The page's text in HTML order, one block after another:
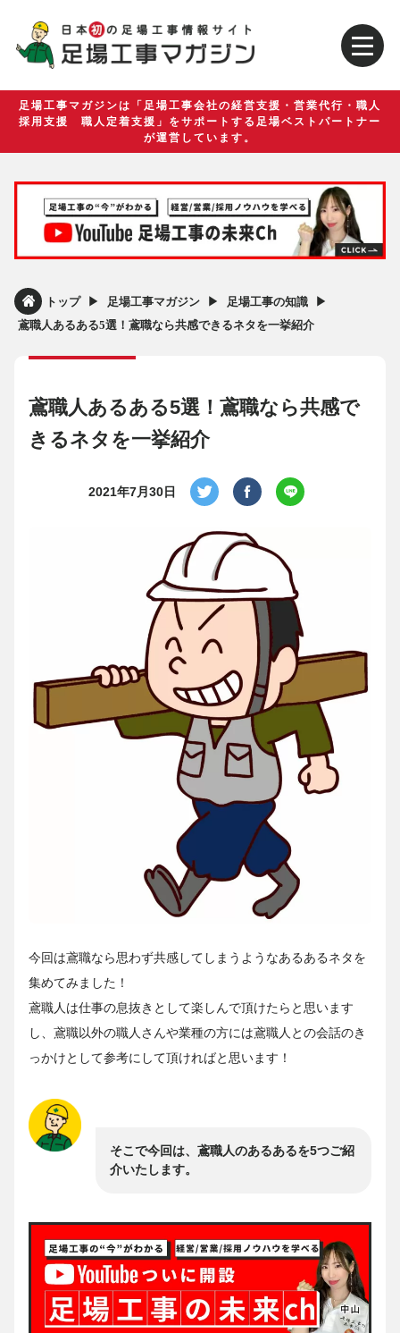
足場工事マガジンは「足場工事会社の経営支援・営業代行・職人
採用支援 職人定着支援」をサポートする足場ベストパートナー
が運営しています。
トップ ▶︎ 足場工事マガジン ▶︎ 足場工事の知識 ▶︎
鳶職人あるある5選！鳶職なら共感できるネタを一挙紹介
鳶職人あるある5選！鳶職なら共感で
きるネタを一挙紹介
2021年7月30日
今回は鳶職なら思わず共感してしまうようなあるあるネタを
集めてみました！
鳶職人は仕事の息抜きとして楽しんで頂けたらと思います
し、鳶職以外の職人さんや業種の方には鳶職人との会話のき
っかけとして参考にして頂ければと思います！
そこで今回は、鳶職人のあるあるを5つご紹
介いたします。